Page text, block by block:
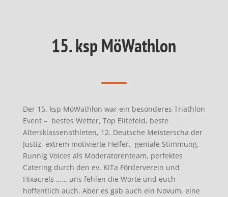
15. ksp MöWathlon
Der 15. ksp MöWathlon war ein besonderes Triathlon
Event – bestes Wetter, Top Elitefeld, beste
Altersklassenathleten, 12. Deutsche Meisterscha der
Justiz, extrem motivierte Helfer, geniale Stimmung,
Runnig Voices als Moderatorenteam, perfektes
Catering durch den ev. KiTa Förderverein und
Hixacrels …… uns fehlen die Worte und euch
hoffentlich auch. Aber es gab auch ein Novum, eine